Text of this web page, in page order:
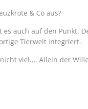
& Co aus?
auch auf den Punkt.
Tierwelt integriert.
viel…. Allein der